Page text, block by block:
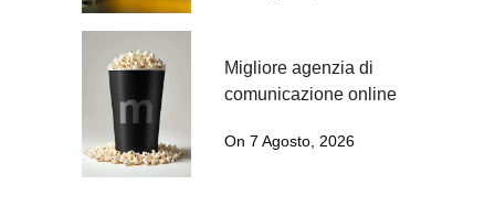
Migliore agenzia di
comunicazione online
On 7 Agosto, 2026